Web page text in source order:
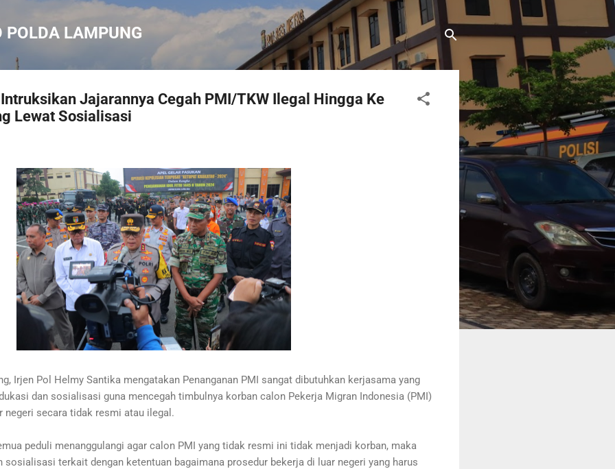
Langsung ke konten utama
POLDA LAMPUNG
Jajarannya Cegah PMI/TKW Ilegal Hingga Ke
Lewat Sosialisasi
Irjen Pol Helmy Santika mengatakan Penanganan PMI sangat dibutuhkan kerjasama yang
dan sosialisasi guna mencegah timbulnya korban calon Pekerja Migran Indonesia (PMI)
negeri secara tidak resmi atau ilegal.
peduli menanggulangi agar calon PMI yang tidak resmi ini tidak menjadi korban, maka
sosialisasi terkait dengan ketentuan bagaimana prosedur bekerja di luar negeri yang harus